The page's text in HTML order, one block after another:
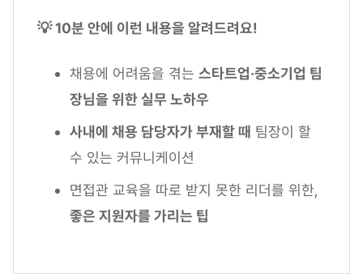
💡 10분 안에 이런 내용을 알려드려요!
채용에 어려움을 겪는 스타트업·중소기업 팀
장님을 위한 실무 노하우
사내에 채용 담당자가 부재할 때 팀장이 할
수 있는 커뮤니케이션
면접관 교육을 따로 받지 못한 리더를 위한,
좋은 지원자를 가리는 팁